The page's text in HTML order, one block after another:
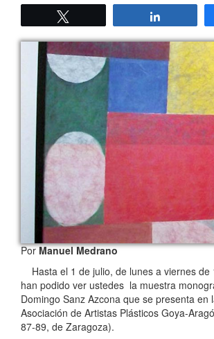
PorManuel Medrano
Hasta el 1 de julio, de lunes a viernes de
han podido ver ustedes la muestra
Domingo Sanz Azcona que se presenta en
Asociación de Artistas Plásticos Goya-
87-89, de Zaragoza).